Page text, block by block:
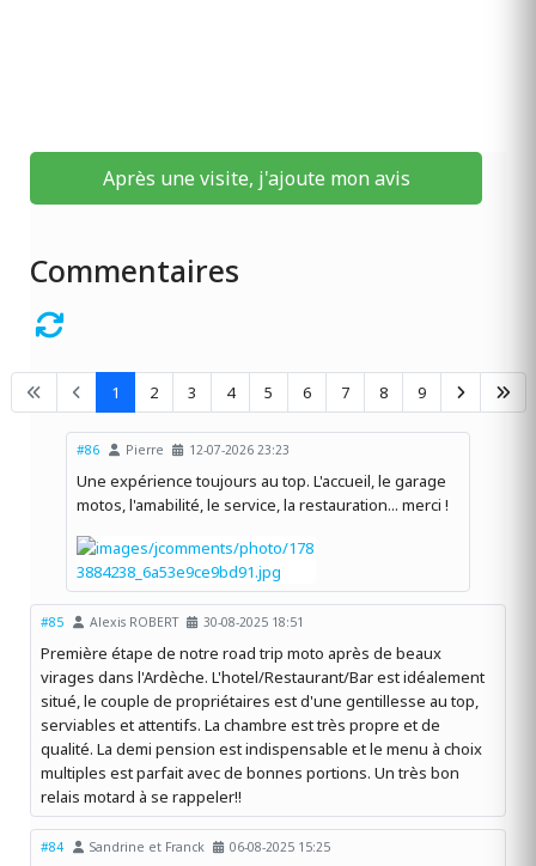
Après une visite, j'ajoute mon avis
Commentaires
1 2 3 4 5 6 7 8 9
#86 Pierre 12-07-2026 23:23
Une expérience toujours au top. L'accueil, le garage
motos, l'amabilité, le service, la restauration... merci !
#85 Alexis ROBERT 30-08-2025 18:51
Première étape de notre road trip moto après de beaux
virages dans l'Ardèche. L'hotel/Restaurant/Bar est idéalement
situé, le couple de propriétaires est d'une gentillesse au top,
serviables et attentifs. La chambre est très propre et de
qualité. La demi pension est indispensable et le menu à choix
multiples est parfait avec de bonnes portions. Un très bon
relais motard à se rappeler!!
#84 Sandrine et Franck 06-08-2025 15:25